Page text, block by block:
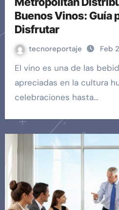
Buenos Vinos: Guía
Disfrutar
tecnoreportaje Feb
El vino es una de las bebidas más antiguas y
apreciadas en la cultura
celebraciones hasta…